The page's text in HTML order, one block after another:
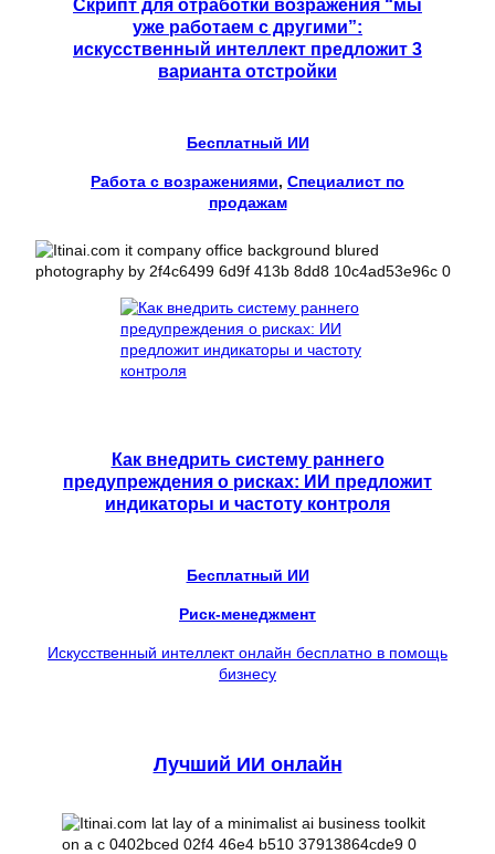
Скрипт для отработки возражения “мы
уже работаем с другими”:
искусственный интеллект предложит 3
варианта отстройки
Бесплатный ИИ
Работа с возражениями, Специалист по
продажам
Как внедрить систему раннего
предупреждения о рисках: ИИ предложит
индикаторы и частоту контроля
Бесплатный ИИ
Риск-менеджмент
Искусственный интеллект онлайн бесплатно в помощь
бизнесу
Лучший ИИ онлайн